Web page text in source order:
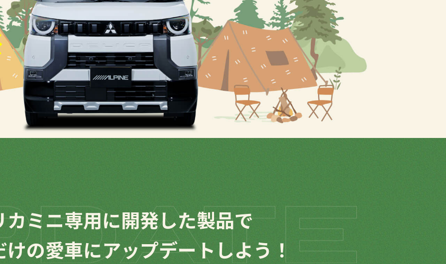
カミニ専用に開発した製品で
けの愛車にアップデートしよう！